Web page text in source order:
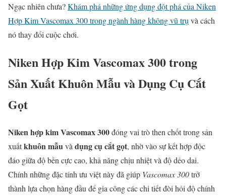
Ngạc nhiên chưa?Khám phá những ứng dụng đột phá của Niken
Hợp Kim Vascomax 300 trong ngành hàng không vũ trụ và cách
nó thay đổi cuộc chơi.
Niken Hợp Kim Vascomax 300 trong
Sản Xuất Khuôn Mẫu và Dụng Cụ Cắt
Gọt
Niken hợp kim Vascomax 300đóng vai trò then chốt trong sản
xuấtkhuôn mẫuvà dụng cụ cắt gọt, nhờ vào sự kết hợp độc
đáo giữa độ bền cực cao, khả năng chịu nhiệt và độ dẻo dai.
Chính những đặc tính ưu việt này đã giúp Vascomax 300trở
thành lựa chọn hàng đầu để gia công các chi tiết đòi hỏi độ chính